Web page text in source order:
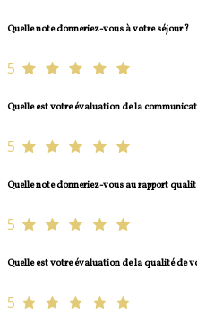
Quelle note donneriez-vous à votre séjour ?
5
Quelle est votre évaluation de la
5
Quelle note donneriez-vous au rapport
5
Quelle est votre évaluation de la qualité de
5